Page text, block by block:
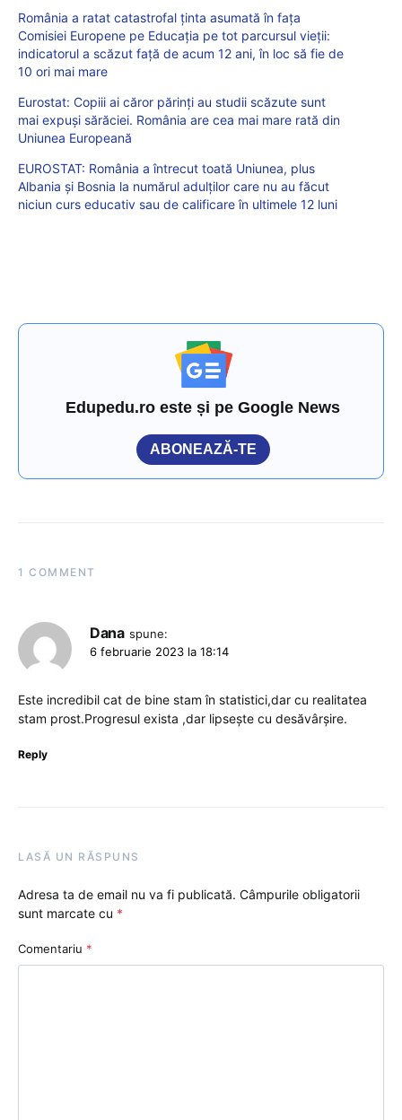
România a ratat catastrofal ținta asumată în fața
Comisiei Europene pe Educația pe tot parcursul vieții:
indicatorul a scăzut față de acum 12 ani, în loc să fie de
10 ori mai mare
Eurostat: Copiii ai căror părinți au studii scăzute sunt
mai expuși sărăciei. România are cea mai mare rată din
Uniunea Europeană
EUROSTAT: România a întrecut toată Uniunea, plus
Albania și Bosnia la numărul adulților care nu au făcut
niciun curs educativ sau de calificare în ultimele 12 luni
Edupedu.ro este și pe Google News
ABONEAZĂ-TE
1 COMMENT
Dana spune:
6 februarie 2023 la 18:14
Este incredibil cat de bine stam în statistici,dar cu realitatea
stam prost.Progresul exista ,dar lipsește cu desăvârșire.
Reply
LASĂ UN RĂSPUNS
Adresa ta de email nu va fi publicată. Câmpurile obligatorii
sunt marcate cu *
Comentariu *